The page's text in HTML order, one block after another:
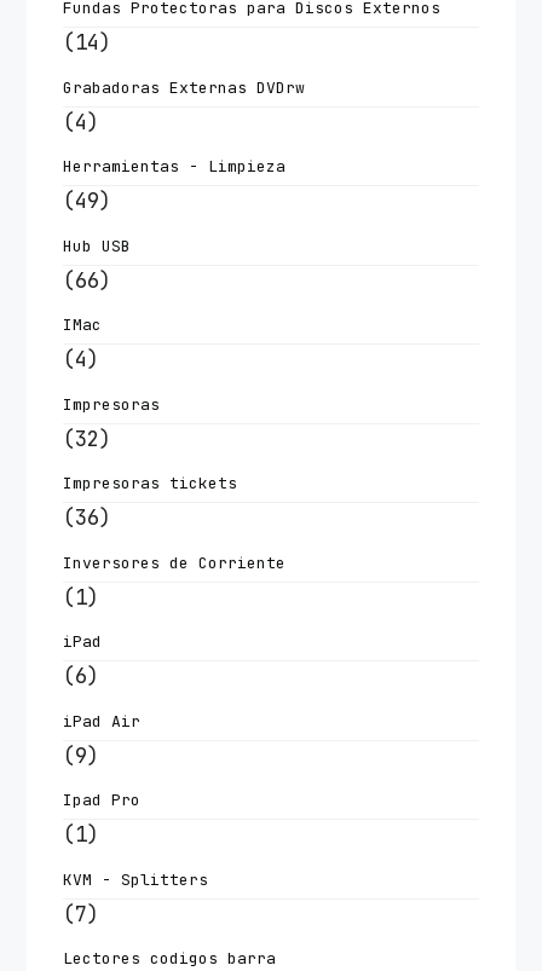
Fundas Protectoras para Discos Externos
(14)
Grabadoras Externas DVDrw
(4)
Herramientas - Limpieza
(49)
Hub USB
(66)
IMac
(4)
Impresoras
(32)
Impresoras tickets
(36)
Inversores de Corriente
(1)
iPad
(6)
iPad Air
(9)
Ipad Pro
(1)
KVM - Splitters
(7)
Lectores codigos barra